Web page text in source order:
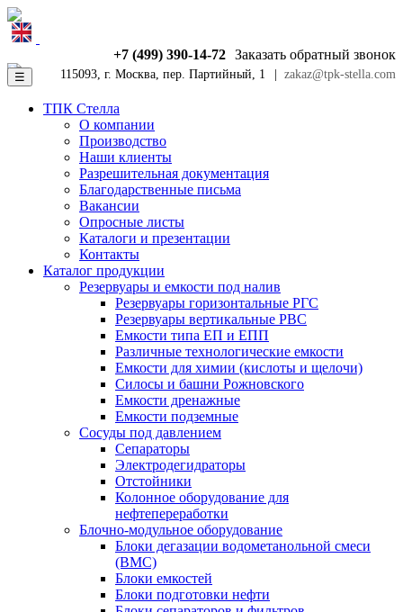
Заказать обратный звонок
+7 (499) 390-14-72
zakaz@tpk-stella.com
115093, г. Москва, пер. Партийный, 1
☰
ТПК Стелла
О компании
Производство
Наши клиенты
Разрешительная документация
Благодарственные письма
Вакансии
Опросные листы
Каталоги и презентации
Контакты
Каталог продукции
Резервуары и емкости под налив
Резервуары горизонтальные РГС
Резервуары вертикальные РВС
Емкости типа ЕП и ЕПП
Различные технологические емкости
Емкости для химии (кислоты и щелочи)
Силосы и башни Рожновского
Емкости дренажные
Емкости подземные
Сосуды под давлением
Сепараторы
Электродегидраторы
Отстойники
Колонное оборудование для
нефтепереработки
Блочно-модульное оборудование
Блоки дегазации водометанольной смеси
(BMC)
Блоки емкостей
Блоки подготовки нефти